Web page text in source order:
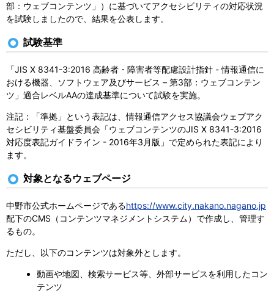
部：ウェブコンテンツ」）に基づいてアクセシビリティの対応状況
を試験しましたので、結果を公表します。
試験基準
「JIS X 8341-3:2016 高齢者・障害者等配慮設計指針 - 情報通信に
おける機器、ソフトウェア及びサービス – 第3部：ウェブコンテン
ツ」適合レベルAAの達成基準について試験を実施。
注記：「準拠」という表記は、情報通信アクセス協議会ウェブアク
セシビリティ基盤委員会「ウェブコンテンツのJIS X 8341-3:2016
対応度表記ガイドライン - 2016年3月版」で定められた表記により
ます。
対象となるウェブページ
中野市公式ホームページであるhttps://www.city.nakano.nagano.jp
配下のCMS（コンテンツマネジメントシステム）で作成し、管理す
るもの。
ただし、以下のコンテンツは対象外とします。
動画や地図、検索サービス等、外部サービスを利用したコン
テンツ